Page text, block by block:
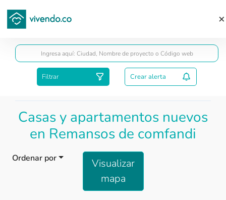
Filtrar Crear alerta
Casas y apartamentos nuevos
en Remansos de comfandi
Ordenar por
Visualizar
mapa